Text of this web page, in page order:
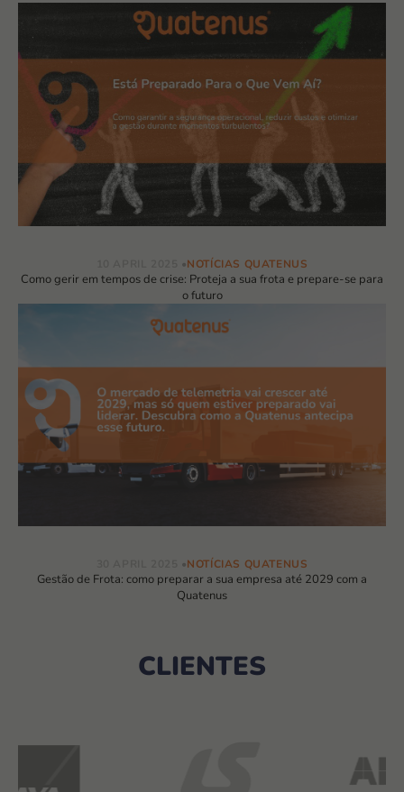
NOTÍCIAS QUATENUS
Como gerir em tempos de crise: Proteja a sua frota e prepare-se para
o futuro
NOTÍCIAS QUATENUS
Gestão de Frota: como preparar a sua empresa até 2029 com a
Quatenus
CLIENTES